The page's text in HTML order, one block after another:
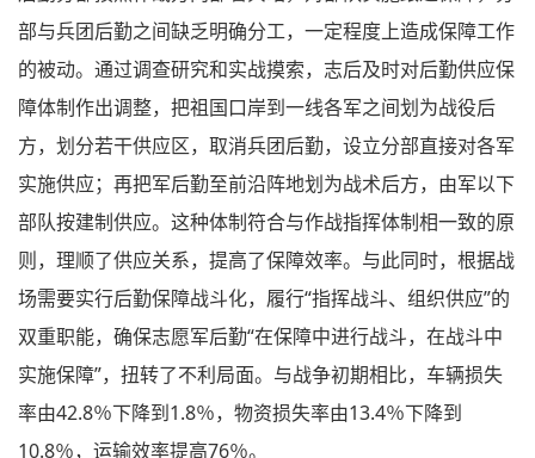
部与兵团后勤之间缺乏明确分工，一定程度上造成保障工作
的被动。通过调查研究和实战摸索，志后及时对后勤供应保
障体制作出调整，把祖国口岸到一线各军之间划为战役后
方，划分若干供应区，取消兵团后勤，设立分部直接对各军
实施供应；再把军后勤至前沿阵地划为战术后方，由军以下
部队按建制供应。这种体制符合与作战指挥体制相一致的原
则，理顺了供应关系，提高了保障效率。与此同时，根据战
场需要实行后勤保障战斗化，履行“指挥战斗、组织供应”的
双重职能，确保志愿军后勤“在保障中进行战斗，在战斗中
实施保障”，扭转了不利局面。与战争初期相比，车辆损失
率由42.8％下降到1.8％，物资损失率由13.4％下降到
10.8％，运输效率提高76％。